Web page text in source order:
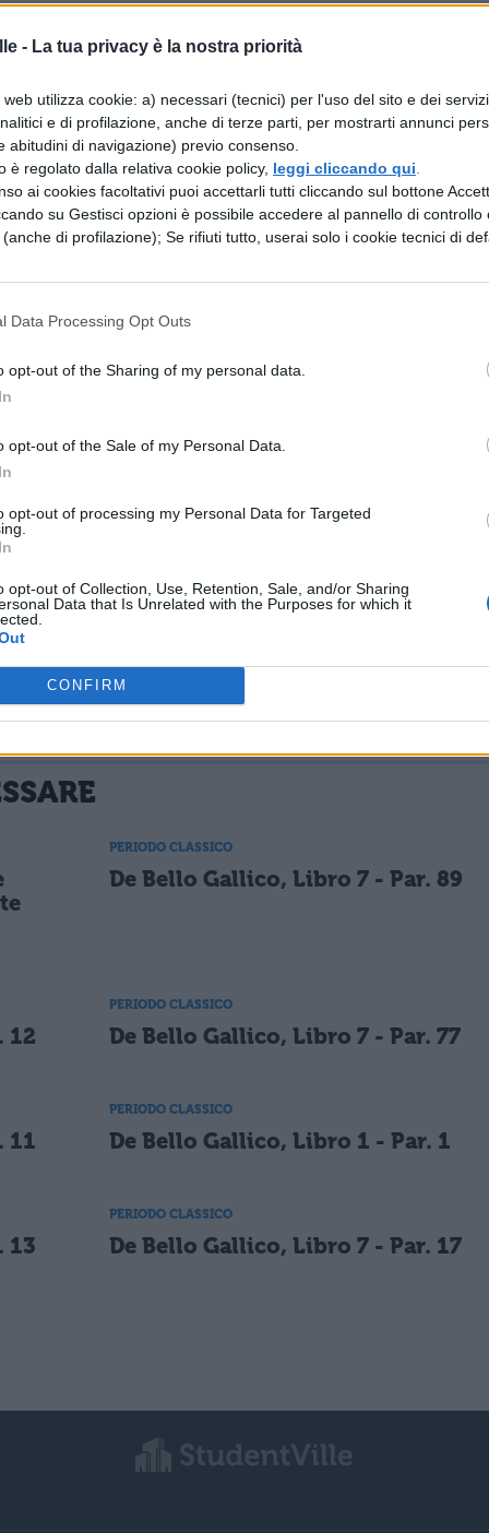
- La tua privacy è la nostra priorità
utilizza cookie: a) necessari (tecnici) per l'uso del sito e dei
e di profilazione, anche di terze parti, per mostrarti annunci
abitudini di navigazione) previo consenso.
è regolato dalla relativa cookie policy, leggi cliccando qui
ai cookies facoltativi puoi accettarli tutti cliccando sul bottone
su Gestisci opzioni è possibile accedere al pannello di controllo
di profilazione); Se rifiuti tutto, userai solo i cookie tecnici di
Data Processing Opt Outs
opt-out of the Sharing of my personal data.
opt-out of the Sale of my Personal Data.
opt-out of processing my Personal Data for Targeted
opt-out of Collection, Use, Retention, Sale, and/or Sharing
Data that Is Unrelated with the Purposes for which it
CONFIRM
ad eseguire scrupolosamente e
le singole
ai cavalieri romani e finita la prima veglia
lungo il
cinque coorti, che non pensava fossero
a guardia
mezza notte con tutti i carriaggi partisse con
requisisce anche zattere; queste spinte con un
stessa
con tre legioni raggiunge quel luogo,
PERIODO CLASSICO
De Bello Gallico, Libro 7 - Par. 89
12
PERIODO CLASSICO
De Bello Gallico, Libro 7 - Par. 77
11
PERIODO CLASSICO
De Bello Gallico, Libro 1 - Par. 1
13
PERIODO CLASSICO
De Bello Gallico, Libro 7 - Par. 17